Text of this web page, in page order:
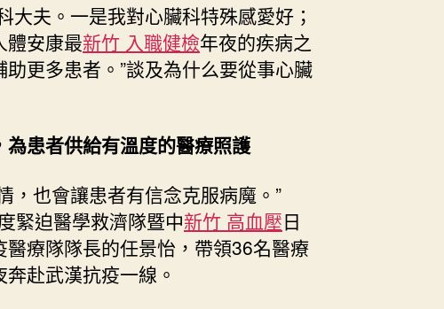
中
大夫。一是我對心臟科特殊感愛好；
體安康最新竹 入職健檢年夜的疾病之
更多患者。”談及為什么要從事心臟
患者供給有溫度的醫療照護
，也會讓患者有信念克服病魔。”
緊迫醫學救濟隊暨中新竹 高血壓日
療隊隊長的任景怡，帶領36名醫療
赴武漢抗疫一線。